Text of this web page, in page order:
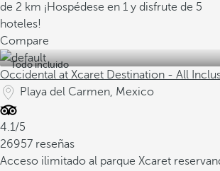
de 2 km ¡Hospédese en 1 y disfrute de 5
hoteles!
Compare
Todo incluido
Occidental at Xcaret Destination - All
Playa del Carmen, Mexico
4.1/5
26957 reseñas
Acceso ilimitado al parque Xcaret